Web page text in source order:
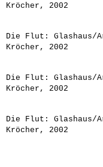
Kröcher, 2002
Die Flut: Glashaus/
Kröcher, 2002
Die Flut: Glashaus/
Kröcher, 2002
Die Flut: Glashaus/
Kröcher, 2002